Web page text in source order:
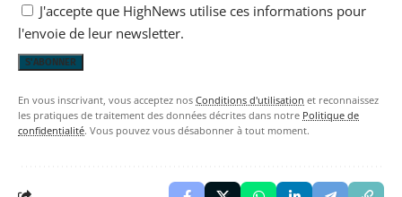
J'accepte que HighNews utilise ces informations pour
l'envoie de leur newsletter.
En vous inscrivant, vous acceptez nos Conditions d'utilisation et reconnaissez
les pratiques de traitement des données décrites dans notre Politique de
confidentialité. Vous pouvez vous désabonner à tout moment.